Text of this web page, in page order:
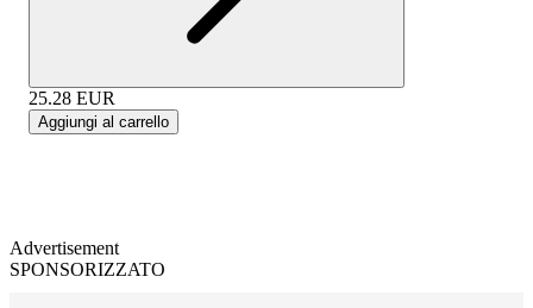
25.28 EUR
Aggiungi al carrello
Advertisement
SPONSORIZZATO